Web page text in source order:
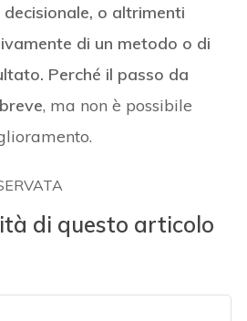
o altrimenti
di un metodo o di
Perché il passo da
, ma non è possibile
di questo articolo